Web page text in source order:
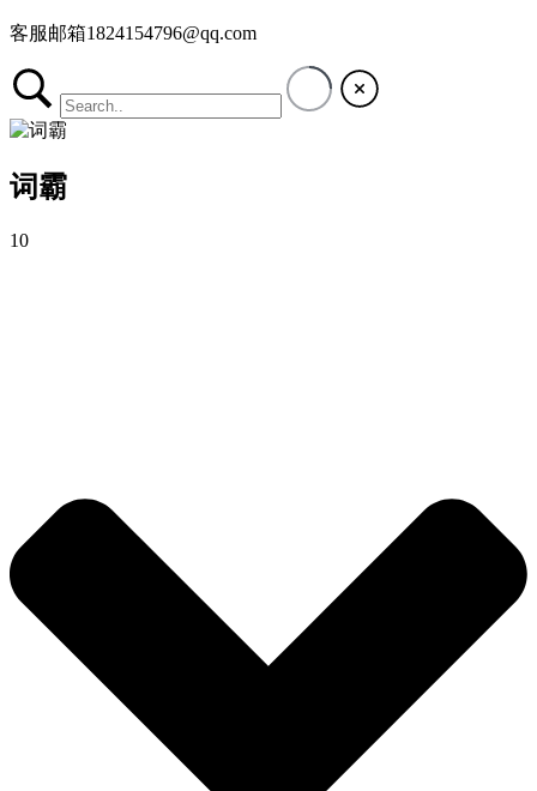
客服邮箱1824154796@qq.com
词霸
10